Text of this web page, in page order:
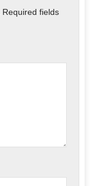
Required fields